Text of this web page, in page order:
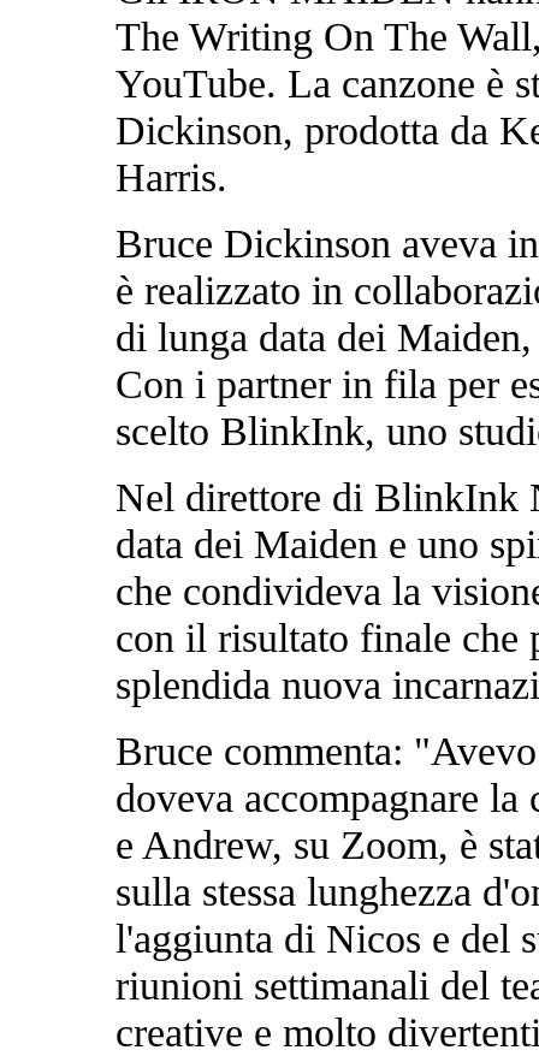
The Writing On The
YouTube. La canzone è
Dickinson, prodotta da
Harris.
Bruce Dickinson aveva
è realizzato in
di lunga data dei
Con i partner in fila per
scelto BlinkInk, uno
Nel direttore di BlinkInk
data dei Maiden e uno
che condivideva la
con il risultato finale che
splendida nuova
Bruce commenta:
doveva accompagnare
e Andrew, su Zoom, è
sulla stessa lunghezza
l'aggiunta di Nicos e del
riunioni settimanali del
creative e molto